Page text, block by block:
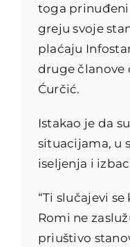
toga prinuđeni
greju svoje
plaćaju
druge članove
Ćurčić.
Istakao je da
situacijama, u
iseljenja i
“Ti slučajevi
Romi ne
priuštivo